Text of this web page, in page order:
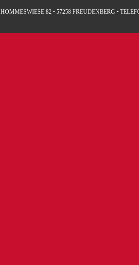
HOMMESWIESE 82 • 57258 FREUDENBERG •